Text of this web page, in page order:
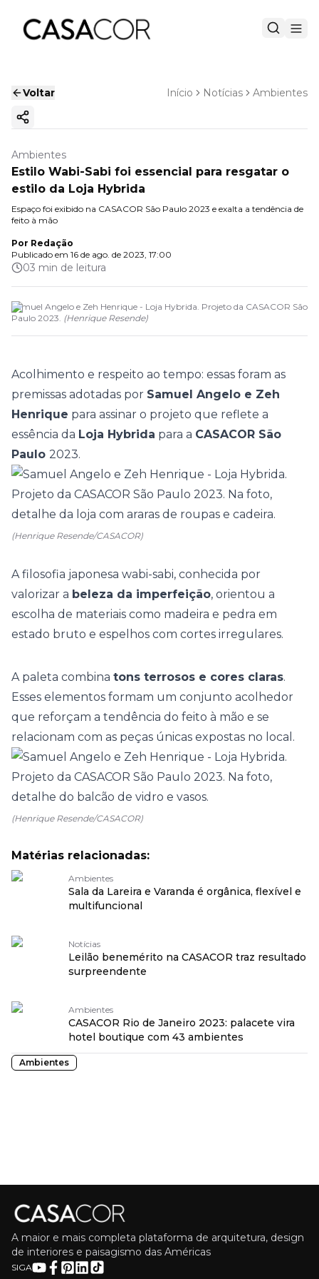
Voltar Início Notícias Ambientes
Copiar link
Ambientes
Estilo Wabi-Sabi foi essencial para resgatar o
estilo da Loja Hybrida
Espaço foi exibido na CASACOR São Paulo 2023 e exalta a tendência de
feito à mão
Por Redação
Publicado em 16 de ago. de 2023, 17:00
03 min de leitura
Samuel Angelo e Zeh Henrique - Loja Hybrida. Projeto da CASACOR São
Paulo 2023. (Henrique Resende)
Acolhimento e respeito ao tempo: essas foram as
premissas adotadas por Samuel Angelo e Zeh
Henrique para assinar o projeto que reflete a
essência da Loja Hybrida para a CASACOR São
Paulo 2023.
(Henrique Resende/CASACOR)
A filosofia japonesa wabi-sabi, conhecida por
valorizar a beleza da imperfeição, orientou a
escolha de materiais como madeira e pedra em
estado bruto e espelhos com cortes irregulares.
A paleta combina tons terrosos e cores claras.
Esses elementos formam um conjunto acolhedor
que reforçam a tendência do feito à mão e se
relacionam com as peças únicas expostas no local.
(Henrique Resende/CASACOR)
Matérias relacionadas:
Ambientes
Sala da Lareira e Varanda é orgânica, flexível e
multifuncional
Notícias
Leilão benemérito na CASACOR traz resultado
surpreendente
Ambientes
CASACOR Rio de Janeiro 2023: palacete vira
hotel boutique com 43 ambientes
Ambientes
A maior e mais completa plataforma de arquitetura, design
de interiores e paisagismo das Américas
SIGA